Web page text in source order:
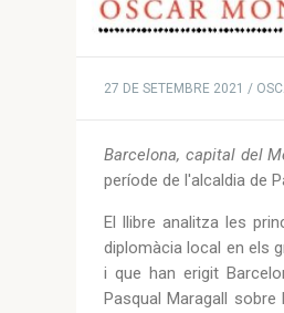
27 DE SETEMBRE 2021 /
Barcelona, capital del
període de l'alcaldia de
El llibre analitza les
diplomàcia local en els
i que han erigit
Pasqual Maragall